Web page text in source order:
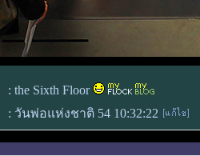
: the Sixth Floor
: วันพ่อแห่งชาติ 54 10:32:22